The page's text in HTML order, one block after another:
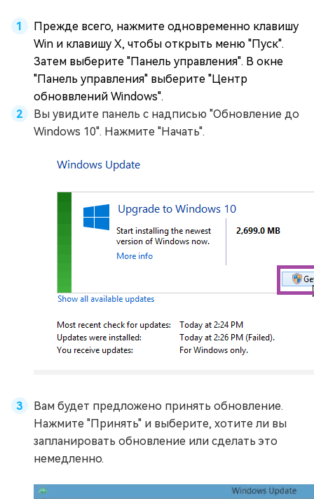
Прежде всего, нажмите одновременно клавишу
Win и клавишу X, чтобы открыть меню "Пуск".
Затем выберите "Панель управления". В окне
"Панель управления" выберите "Центр
обноввлений Windows".
Вы увидите панель с надписью "Обновление до
Windows 10". Нажмите "Начать".
Вам будет предложено принять обновление.
Нажмите "Принять" и выберите, хотите ли вы
запланировать обновление или сделать это
немедленно.